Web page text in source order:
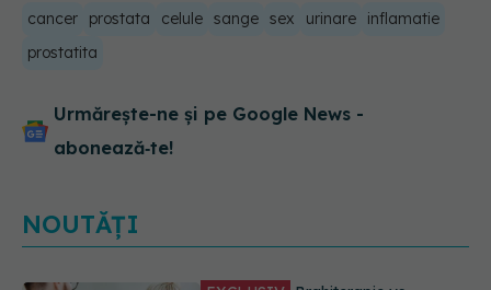
cancer prostata celule sange sex urinare
inflamatie
prostatita
Urmărește-ne și pe Google News -
abonează‑te!
NOUTĂȚI